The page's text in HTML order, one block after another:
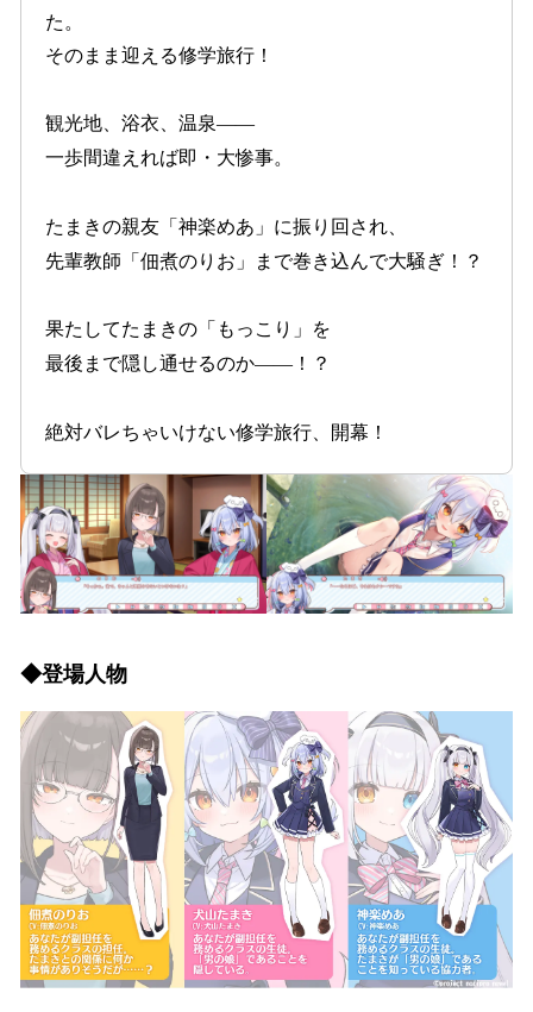
た。
そのまま迎える修学旅行！
観光地、浴衣、温泉――
一歩間違えれば即・大惨事。
たまきの親友「神楽めあ」に振り回され、
先輩教師「佃煮のりお」まで巻き込んで大騒ぎ！？
果たしてたまきの「もっこり」を
最後まで隠し通せるのか――！？
絶対バレちゃいけない修学旅行、開幕！
◆登場人物